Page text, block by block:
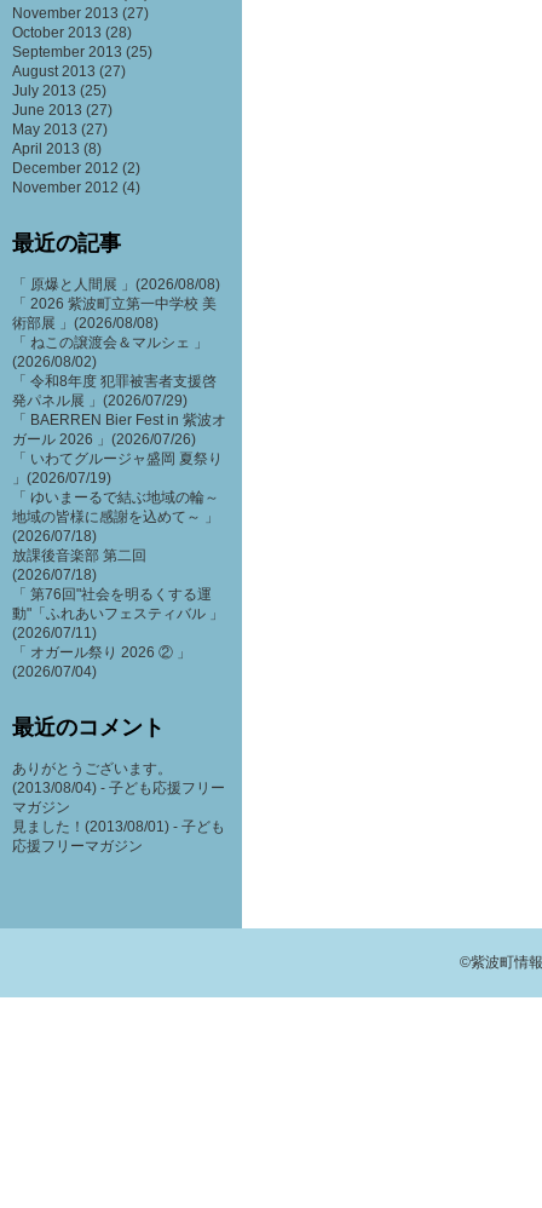
November 2013 (27)
October 2013 (28)
September 2013 (25)
August 2013 (27)
July 2013 (25)
June 2013 (27)
May 2013 (27)
April 2013 (8)
December 2012 (2)
November 2012 (4)
最近の記事
「 原爆と人間展 」(2026/08/08)
「 2026 紫波町立第一中学校 美
術部展 」(2026/08/08)
「 ねこの譲渡会＆マルシェ 」
(2026/08/02)
「 令和8年度 犯罪被害者支援啓
発パネル展 」(2026/07/29)
「 BAERREN Bier Fest in 紫波オ
ガール 2026 」(2026/07/26)
「 いわてグルージャ盛岡 夏祭り
」(2026/07/19)
「 ゆいまーるで結ぶ地域の輪～
地域の皆様に感謝を込めて～ 」
(2026/07/18)
放課後音楽部 第二回
(2026/07/18)
「 第76回"社会を明るくする運
動"「ふれあいフェスティバル 」
(2026/07/11)
「 オガール祭り 2026 ② 」
(2026/07/04)
最近のコメント
ありがとうございます。
(2013/08/04) - 子ども応援フリー
マガジン
見ました！(2013/08/01) - 子ども
応援フリーマガジン
©紫波町情